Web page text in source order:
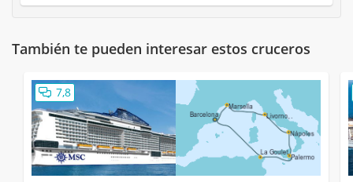
También te pueden interesar estos cruceros
7,8